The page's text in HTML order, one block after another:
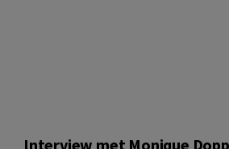
Interview met Monique